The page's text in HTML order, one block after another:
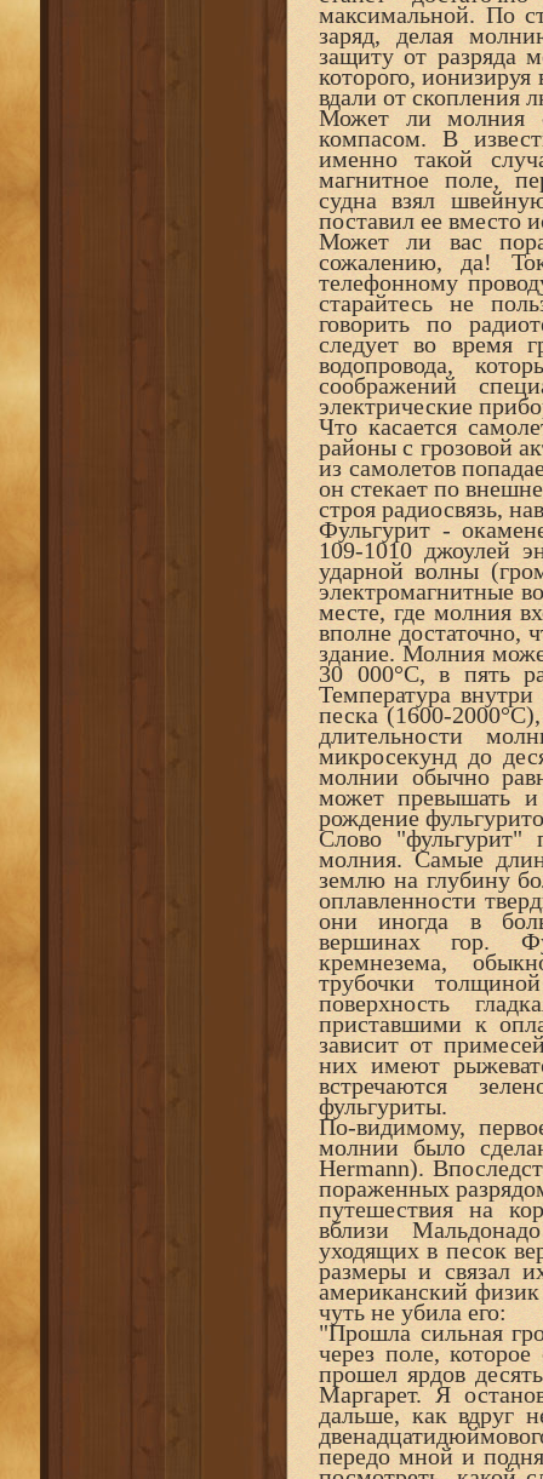
максимальной. По
заряд, делая
защиту от разряда
которого, ионизируя
вдали от скопления
Может ли молния
компасом. В
именно такой
магнитное поле,
судна взял
поставил ее вместо
Может ли вас
сожалению, да!
телефонному
старайтесь не
говорить по
следует во время
водопровода,
соображений
электрические
Что касается
районы с грозовой
из самолетов
он стекает по
строя радиосвязь,
Фульгурит -
109-1010 джоулей
ударной волны
электромагнитные
месте, где молния
вполне достаточно,
здание. Молния
30 000°С, в пять
Температура
песка (1600-
длительности
микросекунд до
молнии обычно
может превышать
рождение
Слово "фульгурит"
молния. Самые
землю на глубину
оплавленности
они иногда в
вершинах гор.
кремнезема,
трубочки
поверхность
приставшими к
зависит от
них имеют
встречаются
фульгуриты.
По-видимому,
молнии было
Hermann).
пораженных
путешествия на
вблизи
уходящих в песок
размеры и связал
американский
чуть не убила его:
"Прошла сильная
через поле,
прошел ярдов
Маргарет. Я
дальше, как вдруг
передо мной и